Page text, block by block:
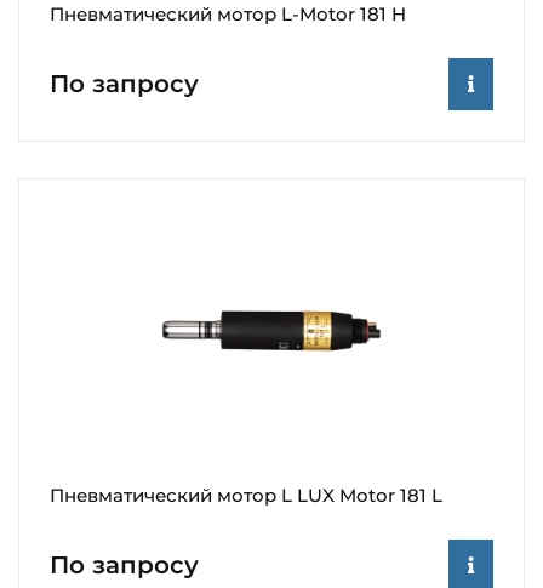
Пневматический мотор L-Motor 181 H
По запросу
Пневматический мотор L LUX Motor 181 L
По запросу